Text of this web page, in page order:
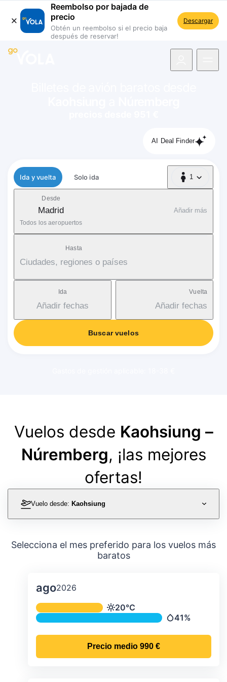
Reembolso por bajada de
precio
Obtén un reembolso si el precio baja
después de reservar!
Descargar
AI Deal Finder
Tipo de vuelo
Ida y vuelta Solo ida 1
1 Pasajero
Desde
Madrid
Todos los aeropuertos
Añadir más
Hasta
Ciudades, regiones o países
Ida
Añadir fechas
Vuelta
Añadir fechas
Buscar vuelos
Vuelos desde Kaohsiung –
Núremberg, ¡las mejores
ofertas!
Vuelo desde: Kaohsiung
Selecciona el mes preferido para los vuelos más
baratos
ago2026
Temperatura y precipitación media
Temperatura
20°C
Precipitación
41%
Precio medio 990 €